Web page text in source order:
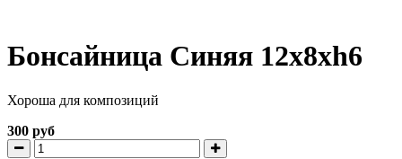
Бонсайница Синяя 12х8хh6
Хороша для композиций
300 руб